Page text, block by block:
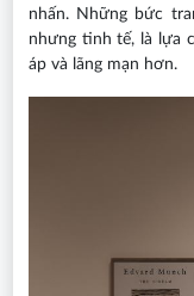
nhấn. Những bức
nhưng tinh tế, là lựa
áp và lãng mạn hơn.